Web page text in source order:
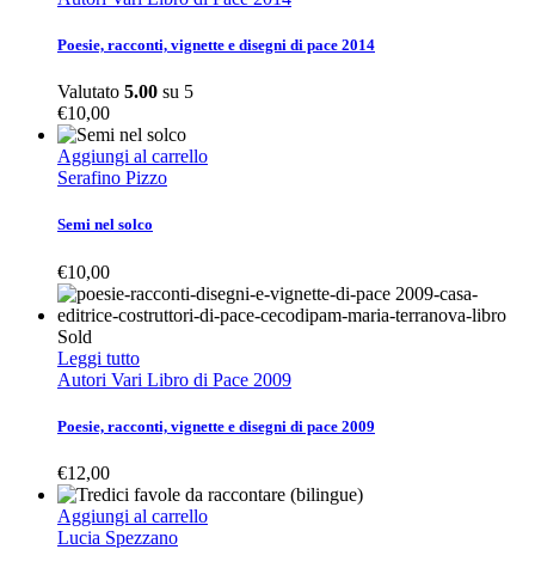
Poesie, racconti, vignette e disegni di pace 2014
Valutato 5.00 su 5
€10,00
Aggiungi al carrello
Serafino Pizzo
Semi nel solco
€10,00
Sold
Leggi tutto
Autori Vari Libro di Pace 2009
Poesie, racconti, vignette e disegni di pace 2009
€12,00
Aggiungi al carrello
Lucia Spezzano